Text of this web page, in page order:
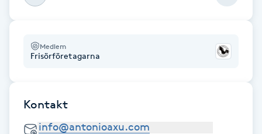
Eyeliner-tatuering
Faceliftmassage
Medlem
Frisörföretagarna
Kontakt